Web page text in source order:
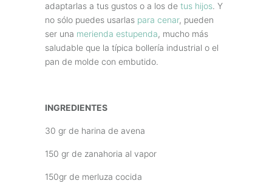
adaptarlas a tus gustos o a los de tus hijos. Y
no sólo puedes usarlas para cenar, pueden
ser una merienda estupenda, mucho más
saludable que la típica bollería industrial o el
pan de molde con embutido.
INGREDIENTES
30 gr de harina de avena
150 gr de zanahoria al vapor
150gr de merluza cocida